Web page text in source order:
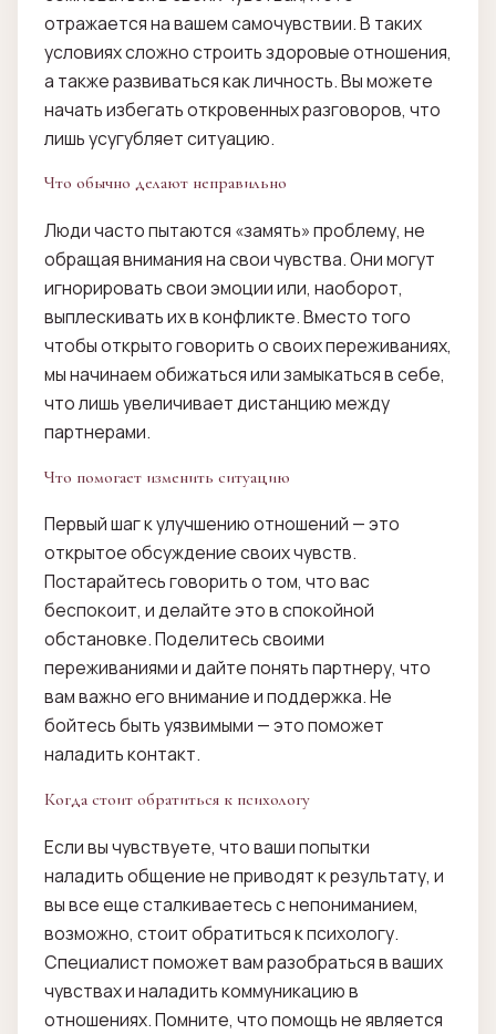
отражается на вашем самочувствии. В таких
условиях сложно строить здоровые отношения,
а также развиваться как личность. Вы можете
начать избегать откровенных разговоров, что
лишь усугубляет ситуацию.
Что обычно делают неправильно
Люди часто пытаются «замять» проблему, не
обращая внимания на свои чувства. Они могут
игнорировать свои эмоции или, наоборот,
выплескивать их в конфликте. Вместо того
чтобы открыто говорить о своих переживаниях,
мы начинаем обижаться или замыкаться в себе,
что лишь увеличивает дистанцию между
партнерами.
Что помогает изменить ситуацию
Первый шаг к улучшению отношений — это
открытое обсуждение своих чувств.
Постарайтесь говорить о том, что вас
беспокоит, и делайте это в спокойной
обстановке. Поделитесь своими
переживаниями и дайте понять партнеру, что
вам важно его внимание и поддержка. Не
бойтесь быть уязвимыми — это поможет
наладить контакт.
Когда стоит обратиться к психологу
Если вы чувствуете, что ваши попытки
наладить общение не приводят к результату, и
вы все еще сталкиваетесь с непониманием,
возможно, стоит обратиться к психологу.
Специалист поможет вам разобраться в ваших
чувствах и наладить коммуникацию в
отношениях. Помните, что помощь не является